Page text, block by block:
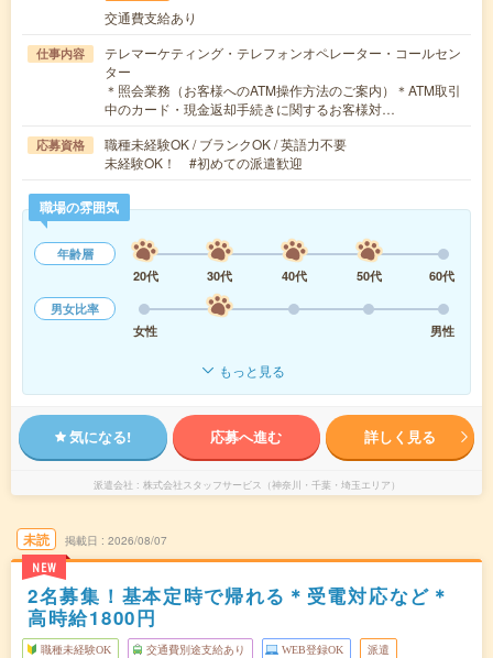
交通費支給あり
仕事内容
テレマーケティング・テレフォンオペレーター・コールセン
ター
＊照会業務（お客様へのATM操作方法のご案内）＊ATM取引
中のカード・現金返却手続きに関するお客様対…
応募資格
職種未経験OK / ブランクOK / 英語力不要
未経験OK！ #初めての派遣歓迎
職場の雰囲気
年齢層
20代
30代 40代 50代
60代
男女比率
女性
男性
もっと見る
気になる! 応募へ進む 詳しく見る
派遣会社 株式会社スタッフサービス（神奈川・千葉・埼玉エリア）
未読
NEW
掲載日 2026/08/07
2名募集！基本定時で帰れる＊受電対応など＊
高時給1800円
職種未経験OK 交通費別途支給あり WEB登録OK 派遣